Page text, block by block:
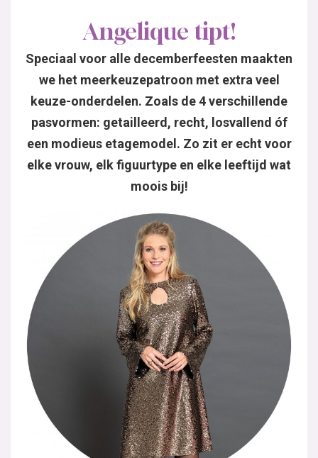
Angelique tipt!
Speciaal voor alle decemberfeesten maakten
we het meerkeuzepatroon met extra veel
keuze-onderdelen. Zoals de 4 verschillende
pasvormen: getailleerd, recht, losvallend óf
een modieus etagemodel. Zo zit er echt voor
elke vrouw, elk figuurtype en elke leeftijd wat
moois bij!